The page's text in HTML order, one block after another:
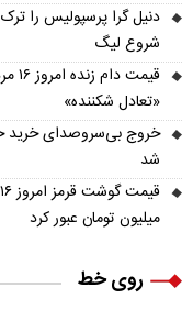
دنیل گرا پرسپولیس را
شروع لیگ
«تعادل شکننده»
خروج بی‌سروصدای خرید
شد
میلیون تومان عبور کرد
روی خط